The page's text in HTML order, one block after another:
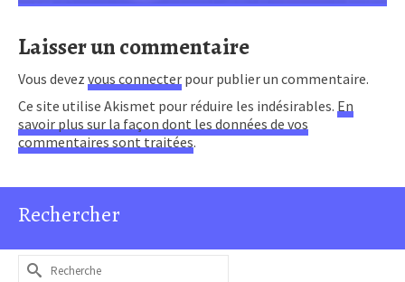
Laisser un commentaire
Vous devez vous connecter pour publier un commentaire.
Ce site utilise Akismet pour réduire les indésirables. En
savoir plus sur la façon dont les données de vos
commentaires sont traitées.
Rechercher
Rechercher :